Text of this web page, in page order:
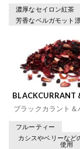
濃厚なセイロン紅茶
芳香なベルガモット
BLACKCURRANT
ブラックカラント＆
フルーティー
カシスやベリーなど
使用